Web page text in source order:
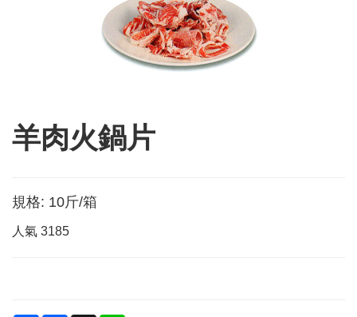
羊肉火鍋片
規格: 10斤/箱
人氣 3185